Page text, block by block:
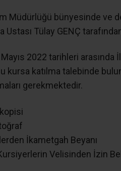
Müdürlüğü bünyesinde ve
Ustası Tülay GENÇ
2022 tarihleri
kursa katılma talebinde
gerekmektedir.
İkametgah Beyanı
Velisinden İzin